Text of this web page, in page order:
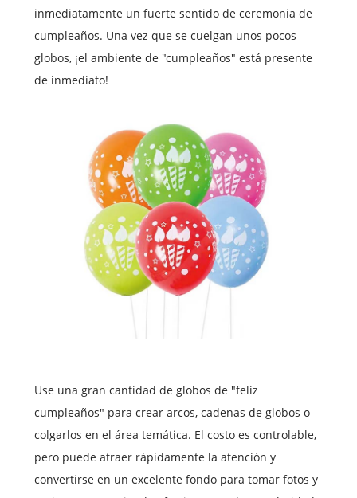
inmediatamente un fuerte sentido de ceremonia de
cumpleaños. Una vez que se cuelgan unos pocos
globos, ¡el ambiente de "cumpleaños" está presente
de inmediato!
Use una gran cantidad de globos de "feliz
cumpleaños" para crear arcos, cadenas de globos o
colgarlos en el área temática. El costo es controlable,
pero puede atraer rápidamente la atención y
convertirse en un excelente fondo para tomar fotos y